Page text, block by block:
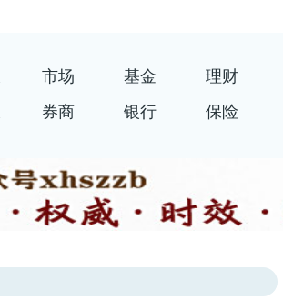
市场 基金 理财
券商 银行 保险